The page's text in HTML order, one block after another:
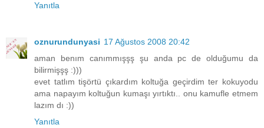
Yanıtla
oznurundunyasi 17 Ağustos 2008 20:42
aman benım canımmışşş şu anda pc de olduğumu da
bilirmişşş :)))
evet tatlım tişörtü çıkardım koltuğa geçirdim ter kokuyodu
ama napayım koltuğun kumaşı yırtıktı.. onu kamufle etmem
lazım dı :))
Yanıtla